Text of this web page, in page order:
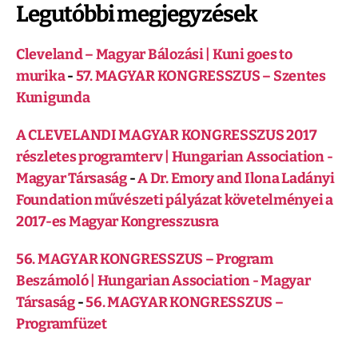
Legutóbbi megjegyzések
Cleveland – Magyar Bálozási | Kuni goes to
murika-57. MAGYAR KONGRESSZUS – Szentes
Kunigunda
A CLEVELANDI MAGYAR KONGRESSZUS 2017
részletes programterv | Hungarian Association -
Magyar Társaság-A Dr. Emory and Ilona Ladányi
Foundation művészeti pályázat követelményei a
2017-es Magyar Kongresszusra
56. MAGYAR KONGRESSZUS – Program
Beszámoló | Hungarian Association - Magyar
Társaság-56. MAGYAR KONGRESSZUS –
Programfüzet